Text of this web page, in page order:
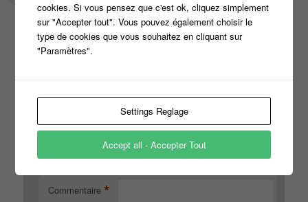
21 octobre 2014 à 11 h 49 min,Angélique Mathysa dit :
Angélique Mathysliked this on Facebook.
Répondre↓
Laisser un commentaire
Votre adresse e-mail ne sera pas publiée.
obligatoires sont indiqués avec*
Commentaire *
cookies. Si vous pensez que c'est ok, cliquez simplement
sur "Accepter tout". Vous pouvez également choisir le
type de cookies que vous souhaitez en cliquant sur
"Paramètres".
Settings Reglage
Accept all - Accepter Tout